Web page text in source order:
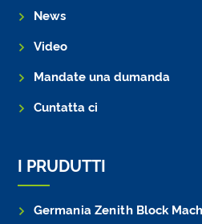
News
Video
Mandate una dumanda
Cuntatta ci
I PRUDUTTI
Germania Zenith Block